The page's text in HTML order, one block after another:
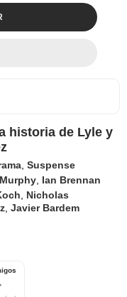
historia de Lyle y
,Suspense
, Ian Brennan
, Nicholas
,Javier Bardem